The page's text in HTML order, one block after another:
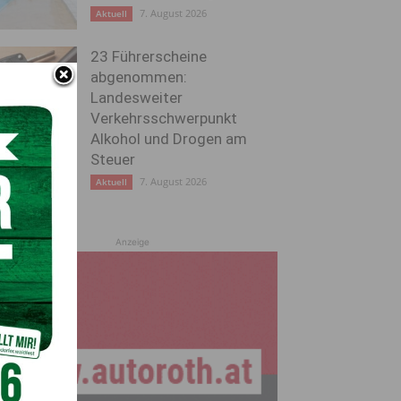
Aktuell 7. August 2026
23 Führerscheine
abgenommen:
Landesweiter
Verkehrsschwerpunkt
Alkohol und Drogen am
Steuer
Aktuell 7. August 2026
Anzeige